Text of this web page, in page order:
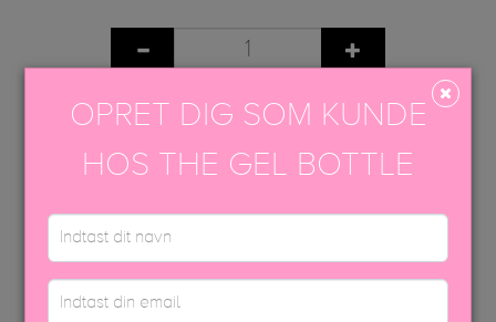
TILFØJ TIL KURV
PÅFØRINGSVEJLEDNING
OPRET DIG SOM KUNDE
HOS THE GEL BOTTLE